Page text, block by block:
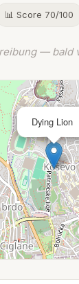
📊 Score 70/100
— bald
Dying Lion